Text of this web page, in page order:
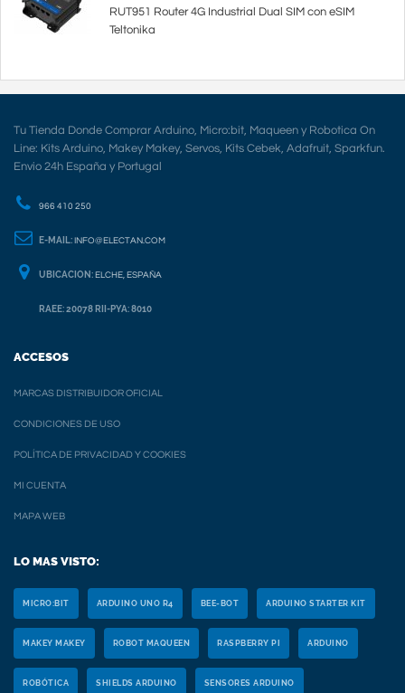
RUT951 Router 4G Industrial Dual SIM con eSIM
Teltonika
Tu Tienda Donde Comprar Arduino, Micro:bit, Maqueen y Robotica On
Line: Kits Arduino, Makey Makey, Servos, Kits Cebek, Adafruit, Sparkfun.
Envio 24h España y Portugal
966 410 250
E-MAIL: INFO@ELECTAN.COM
UBICACION: ELCHE, ESPAÑA
RAEE: 20078 RII-PYA: 8010
ACCESOS
MARCAS DISTRIBUIDOR OFICIAL
CONDICIONES DE USO
POLÍTICA DE PRIVACIDAD Y COOKIES
MI CUENTA
MAPA WEB
LO MAS VISTO:
MICRO:BIT ARDUINO UNO R4 BEE-BOT ARDUINO STARTER KIT
MAKEY MAKEY ROBOT MAQUEEN RASPBERRY PI ARDUINO
ROBÓTICA SHIELDS ARDUINO SENSORES ARDUINO